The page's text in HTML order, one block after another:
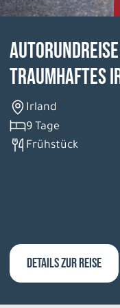
Autorundreise
Traumhaftes
Irland
9 Tage
Frühstück
DETAILS ZUR REISE